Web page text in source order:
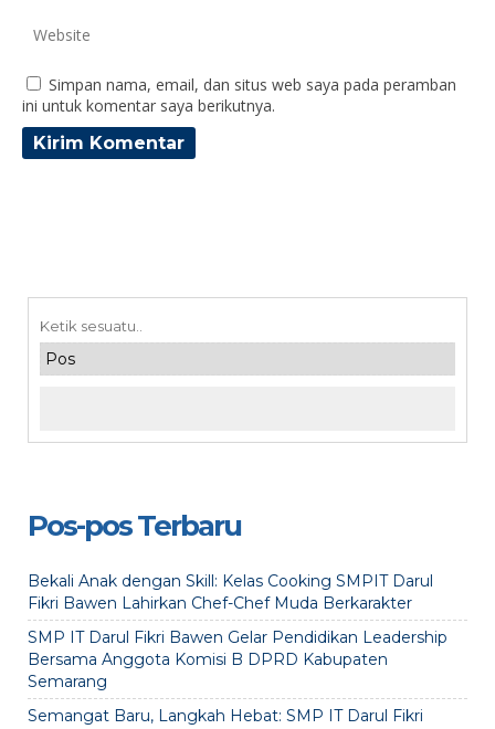
Simpan nama, email, dan situs web saya pada peramban
ini untuk komentar saya berikutnya.
Pos-pos Terbaru
Bekali Anak dengan Skill: Kelas Cooking SMPIT Darul
Fikri Bawen Lahirkan Chef-Chef Muda Berkarakter
SMP IT Darul Fikri Bawen Gelar Pendidikan Leadership
Bersama Anggota Komisi B DPRD Kabupaten
Semarang
Semangat Baru, Langkah Hebat: SMP IT Darul Fikri